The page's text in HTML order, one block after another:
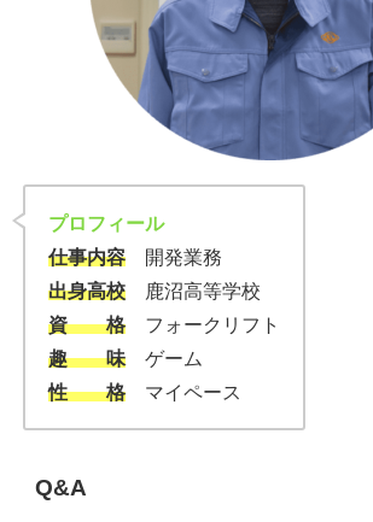
プロフィール
仕事内容 開発業務
出身高校 鹿沼高等学校
資 格 フォークリフト
趣 味 ゲーム
性 格 マイペース
Q&A